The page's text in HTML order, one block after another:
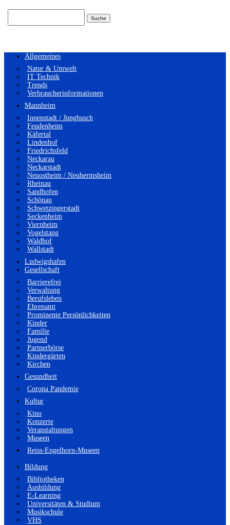
Allgemeines
Natur & Umwelt
IT Technik
Trends
Verbraucherinformationen
Mannheim
Innenstadt / Jungbusch
Feudenheim
Käfertal
Lindenhof
Friedrichsfeld
Neckarau
Neckarstadt
Neuostheim / Neuhermsheim
Rheinau
Sandhofen
Schönau
Schwetzingerstadt
Seckenheim
Viernheim
Vogelstang
Waldhof
Wallstadt
Ludwigshafen
Gesellschaft
Barrierefrei
Verwaltung
Berufsleben
Ehrenamt
Prominente Persönlichkeiten
Kinder
Familie
Jugend
Partnerbörse
Kindergärten
Kirchen
Gesundheit
Corona Pandemie
Kultur
Kino
Konzerte
Veranstaltungen
Museen
Reiss-Engelhorn-Museen
Bildung
Bibliotheken
Ausbildung
E-Learning
Universitäten & Studium
Musikschule
VHS